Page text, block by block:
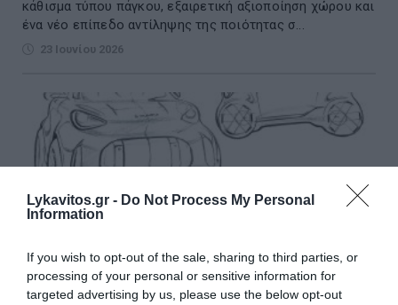
Lykavitos.gr - Do Not Process My Personal
Information
If you wish to opt-out of the sale, sharing to third parties, or
processing of your personal or sensitive information for
targeted advertising by us, please use the below opt-out
κάθισμα τύπου πάγκου, εξαιρετική αξιοποίηση χώρου και
ένα νέο επίπεδο αντίληψης της ποιότητας σ...
23 Ιουνίου 2026